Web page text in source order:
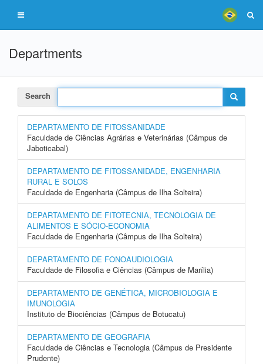
Departments
Search
DEPARTAMENTO DE FITOSSANIDADE
Faculdade de Ciências Agrárias e Veterinárias (Câmpus de
Jaboticabal)
DEPARTAMENTO DE FITOSSANIDADE, ENGENHARIA
RURAL E SOLOS
Faculdade de Engenharia (Câmpus de Ilha Solteira)
DEPARTAMENTO DE FITOTECNIA, TECNOLOGIA DE
ALIMENTOS E SÓCIO-ECONOMIA
Faculdade de Engenharia (Câmpus de Ilha Solteira)
DEPARTAMENTO DE FONOAUDIOLOGIA
Faculdade de Filosofia e Ciências (Câmpus de Marília)
DEPARTAMENTO DE GENÉTICA, MICROBIOLOGIA E
IMUNOLOGIA
Instituto de Biociências (Câmpus de Botucatu)
DEPARTAMENTO DE GEOGRAFIA
Faculdade de Ciências e Tecnologia (Câmpus de Presidente
Prudente)